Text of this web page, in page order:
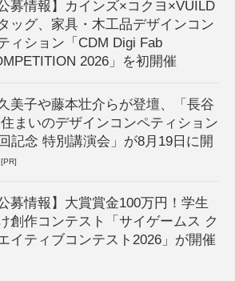
公募情報】カインズ×コクヨ×VUILD
ッグ、家具・木工品デザインコン
ィション「CDM Digi Fab
2026」を初開催
美子や藤本壮介らが登壇、「長谷
まいのデザインコンペティション
記念 特別講演会」が8月19日に開
[PR]
公募情報】大賞賞金100万円！学生
創作コンテスト「サイゲームス ク
イティブコンテスト2026」が開催